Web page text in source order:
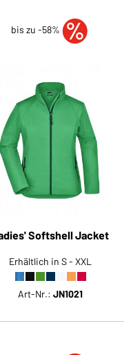
bis zu -58%
Softshell Jacket
Erhältlich in S - XXL
Art-Nr.: JN1021